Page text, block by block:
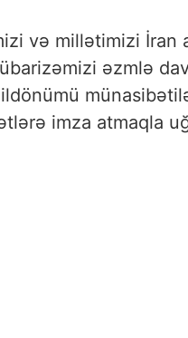
və millətimizi
imza atmaqla